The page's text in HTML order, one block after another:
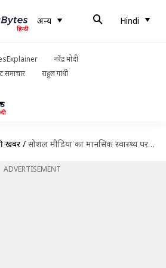
अन्य Hindi
नरेंद्र मोदी
समाचार राहुल गांधी
खबरें / सोशल मीडिया का मानसिक स्वास्थ्य पर पड़ सकता है बुरा असर, जानें कैसे
ADVERTISEMENT